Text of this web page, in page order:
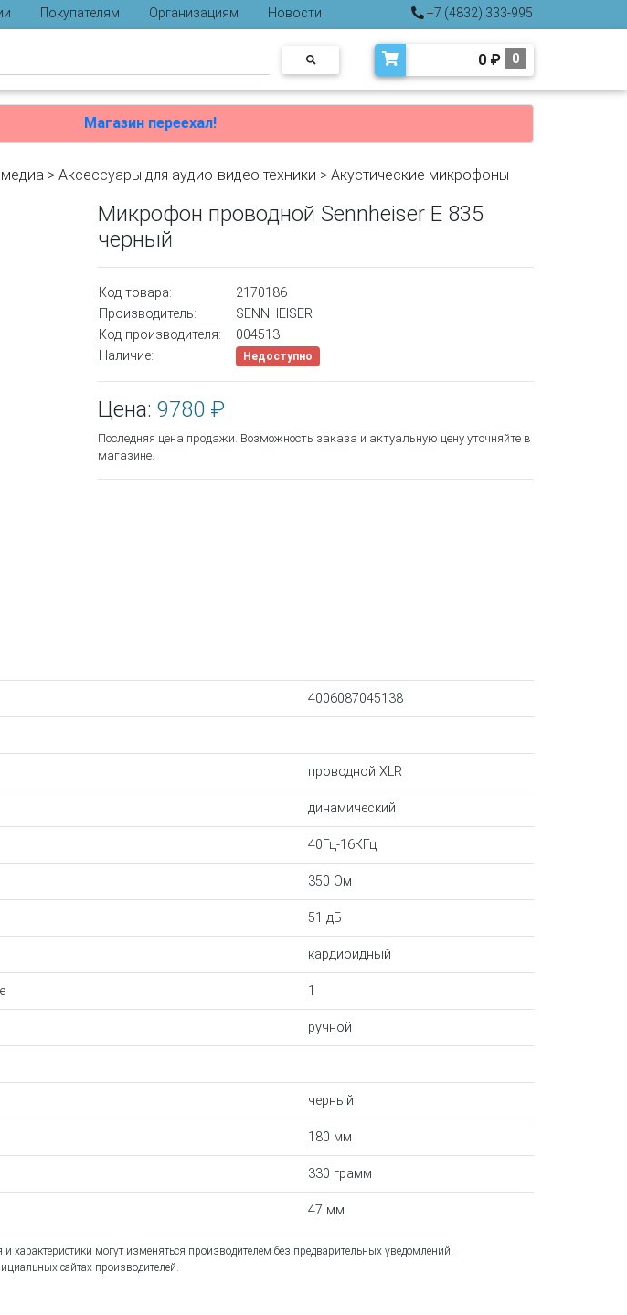
Покупателям Организациям
Новости
+7 (4832) 333-995
0 ₽ 0
Магазин переехал!
> Аксессуары для аудио-видео техники > Акустические микрофоны
Микрофон проводной Sennheiser E 835
черный
Код товара:
2170186
Производитель:
SENNHEISER
Код производителя:
004513
Наличие:
Недоступно
Цена: 9780 ₽
Последняя цена продажи. Возможность заказа и актуальную цену уточняйте в
магазине.
4006087045138
проводной XLR
динамический
40Гц-16КГц
350 Ом
51 дБ
кардиоидный
1
ручной
черный
180 мм
330 грамм
47 мм
характеристики могут изменяться производителем без предварительных уведомлений.
сайтах производителей.